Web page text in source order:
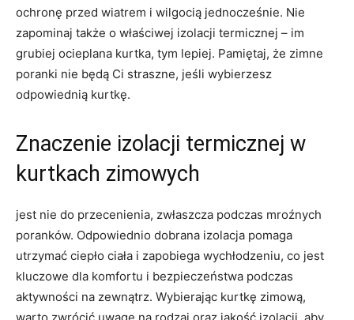
ochronę przed wiatrem i wilgocią jednocześnie. Nie
zapominaj także o właściwej izolacji termicznej – im
grubiej ocieplana kurtka, tym lepiej. Pamiętaj, że zimne
poranki nie będą Ci straszne, jeśli wybierzesz
odpowiednią kurtkę.
Znaczenie izolacji termicznej w
kurtkach zimowych
jest nie do przecenienia, zwłaszcza podczas mroźnych
poranków. Odpowiednio dobrana izolacja pomaga
utrzymać ciepło ciała i zapobiega wychłodzeniu, co jest
kluczowe dla komfortu i bezpieczeństwa podczas
aktywności na zewnątrz. Wybierając kurtkę zimową,